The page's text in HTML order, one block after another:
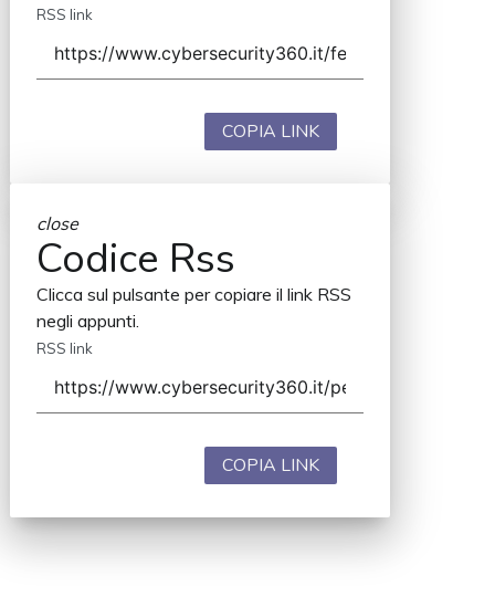
RSS link
COPIA LINK
close
Codice Rss
Clicca sul pulsante per copiare il link RSS
negli appunti.
RSS link
COPIA LINK